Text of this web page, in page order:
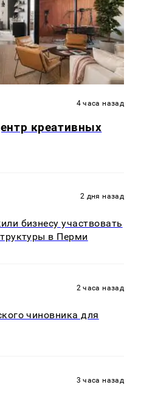
4 часа назад
креативных
2 дня назад
бизнесу участвовать
в Перми
2 часа назад
чиновника для
3 часа назад